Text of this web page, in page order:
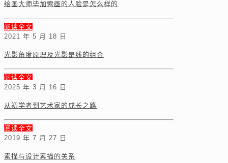
绘画大师毕加索画的人脸是怎么样的
阅读全文
2021 年 5 月 18 日
光影角度原理及光影是线的组合
阅读全文
2025 年 3 月 16 日
从初学者到艺术家的成长之路
阅读全文
2019 年 7 月 27 日
素描与设计素描的关系